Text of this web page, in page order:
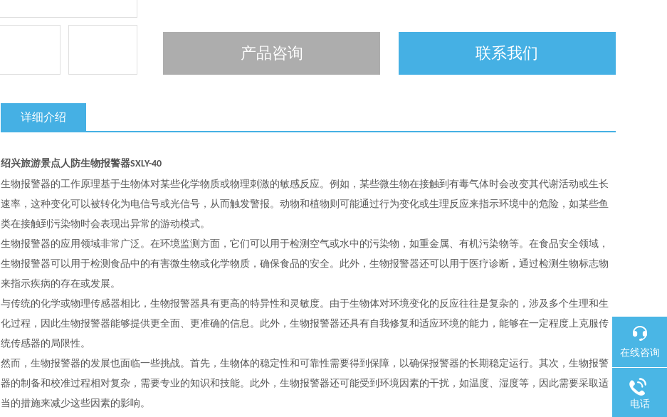
产品咨询 联系我们
详细介绍
绍兴旅游景点人防生物报警器SXLY-40
生物报警器的工作原理基于生物体对某些化学物质或物理刺激的敏感反应。例如，某些微生物在接触到有毒气体时会改变其代谢活动或生长
速率，这种变化可以被转化为电信号或光信号，从而触发警报。动物和植物则可能通过行为变化或生理反应来指示环境中的危险，如某些鱼
类在接触到污染物时会表现出异常的游动模式。
生物报警器的应用领域非常广泛。在环境监测方面，它们可以用于检测空气或水中的污染物，如重金属、有机污染物等。在食品安全领域，
生物报警器可以用于检测食品中的有害微生物或化学物质，确保食品的安全。此外，生物报警器还可以用于医疗诊断，通过检测生物标志物
来指示疾病的存在或发展。
与传统的化学或物理传感器相比，生物报警器具有更高的特异性和灵敏度。由于生物体对环境变化的反应往往是复杂的，涉及多个生理和生
化过程，因此生物报警器能够提供更全面、更准确的信息。此外，生物报警器还具有自我修复和适应环境的能力，能够在一定程度上克服传
统传感器的局限性。
然而，生物报警器的发展也面临一些挑战。首先，生物体的稳定性和可靠性需要得到保障，以确保报警器的长期稳定运行。其次，生物报警
器的制备和校准过程相对复杂，需要专业的知识和技能。此外，生物报警器还可能受到环境因素的干扰，如温度、湿度等，因此需要采取适
当的措施来减少这些因素的影响。
在线咨询
电话